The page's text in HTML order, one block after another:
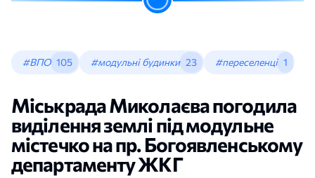
#ВПО 105 #модульні будинки 23 #переселенці 1
Міськрада Миколаєва погодила
виділення землі під модульне
містечко на пр. Богоявленському
департаменту ЖКГ